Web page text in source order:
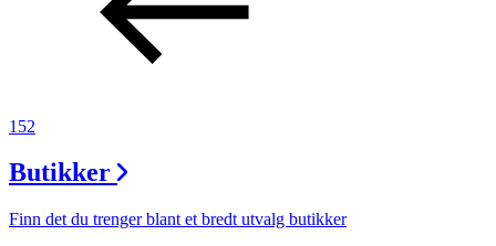
152
Butikker
Finn det du trenger blant et bredt utvalg butikker